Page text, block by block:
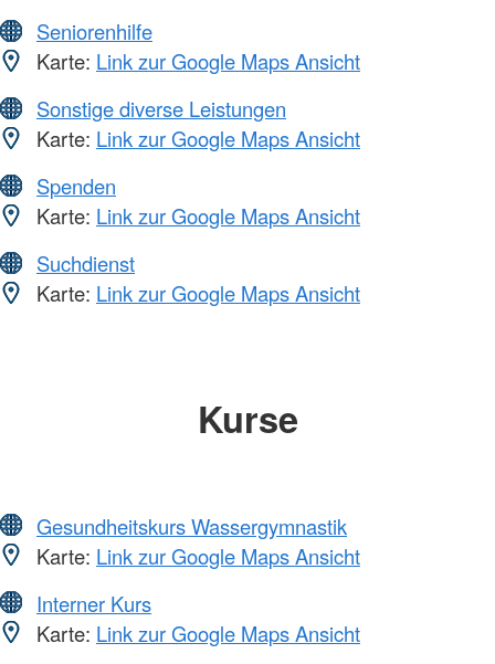
Seniorenhilfe
Karte: Link zur Google Maps Ansicht
Sonstige diverse Leistungen
Karte: Link zur Google Maps Ansicht
Spenden
Karte: Link zur Google Maps Ansicht
Suchdienst
Karte: Link zur Google Maps Ansicht
Kurse
Gesundheitskurs Wassergymnastik
Karte: Link zur Google Maps Ansicht
Interner Kurs
Karte: Link zur Google Maps Ansicht